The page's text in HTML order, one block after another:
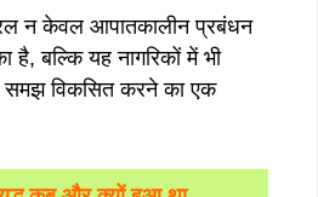
न केवल आपातकालीन प्रबंधन
है, बल्कि यह नागरिकों में भी
विकसित करने का एक